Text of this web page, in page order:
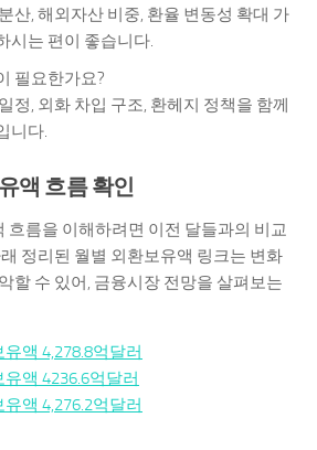
산, 해외자산 비중, 환율 변동성 확대 가
시는 편이 좋습니다.
필요한가요?
정, 외화 차입 구조, 환헤지 정책을 함께
니다.
액 흐름 확인
흐름을 이해하려면 이전 달들과의 비교
정리된 월별 외환보유액 링크는 변화
할 수 있어, 금융시장 전망을 살펴보는
액 4,278.8억달러
액 4236.6억달러
액 4,276.2억달러